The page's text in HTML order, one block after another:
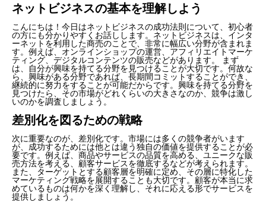
ネットビジネスの基本を理解しよう
こんにちは！今日はネットビジネスの成功法則について、初心者
の方にも分かりやすくお話しします。ネットビジネスは、インタ
ーネットを利用した商売のことで、非常に幅広い分野が含まれま
す。例えば、オンラインショップの運営、アフィリエイトマーケ
ティング、デジタルコンテンツの販売などがあります。 まず
は、自分が興味を持てる分野を見つけることが大切です。何故な
ら、興味がある分野であれば、長期間コミットすることができ、
継続的に努力をすることが可能だからです。興味を持てる分野を
見つけたら、その市場がどれくらいの大きさなのか、競争は激し
いのかを調査しましょう。
差別化を図るための戦略
次に重要なのが、差別化です。市場には多くの競争者がいます
が、成功するためには他とは違う独自の価値を提供することが必
要です。例えば、商品やサービスの品質を高める、ユニークな販
売方法を考える、顧客サービスを徹底するなどが考えられます。
また、ターゲットとする顧客層を明確に定め、その層に特化した
マーケティング戦略を展開することも大切です。顧客が本当に求
めているものは何かを深く理解し、それに応える形でサービスを
提供しましょう。